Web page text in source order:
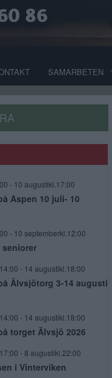
SAMARBETEN
- 10 augustikl.17:00
Aspen 10 juli- 10
- 10 septemberkl.12:00
- 14 augustikl.18:00
Älvsjötorg 3-14 augusti
- 14 augustikl.18:00
torget Älvsjö 2026
- 8 augustikl.22:00
i Vinterviken